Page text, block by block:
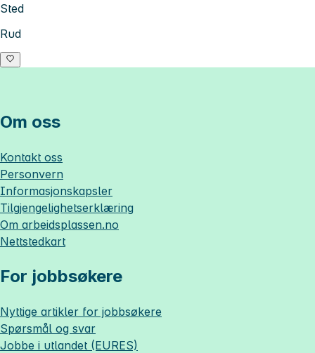
Sted
Rud
Om oss
Kontakt oss
Personvern
Informasjonskapsler
Tilgjengelighetserklæring
Om arbeidsplassen.no
Nettstedkart
For jobbsøkere
Nyttige artikler for jobbsøkere
Spørsmål og svar
Jobbe i utlandet (EURES)